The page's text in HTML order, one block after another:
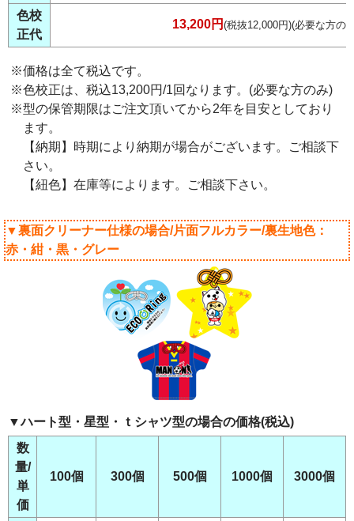
色校
正代
13,200円 (税抜12,000円)(必要な方の
※価格は全て税込です。
※色校正は、税込13,200円/1回なります。(必要な方のみ)
※型の保管期限はご注文頂いてから2年を目安としており
ます。
【納期】時期により納期が場合がございます。ご相談下
さい。
【紐色】在庫等によります。ご相談下さい。
▼裏面クリーナー仕様の場合/片面フルカラー/裏生地色：
赤・紺・黒・グレー
▼ハート型・星型・ｔシャツ型の場合の価格(税込)
数
量/
単
価
100個 300個 500個 1000個 3000個